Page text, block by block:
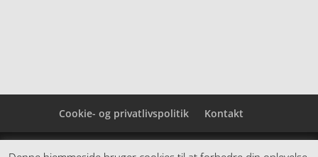
Cookie- og privatlivspolitik Kontakt
Denne hjemmeside samler et bredt udvalg af